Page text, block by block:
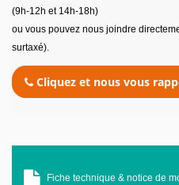
(9h-12h et 14h-18h)
ou vous pouvez nous joindre
surtaxé).
Cliquez et nous vous
Fiche technique & notice de